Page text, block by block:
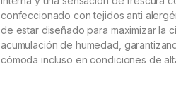
confeccionado con tejidos anti
de estar diseñado para maximizar la
acumulación de humedad,
cómoda incluso en condiciones de